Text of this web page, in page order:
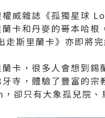
權威雜誌《孤獨星球
蘭卡和丹麥的哥本哈
走斯里蘭卡》亦即將
卡，很多人會想到
寺，體驗了豐富的
卻只有大象孤兒院、